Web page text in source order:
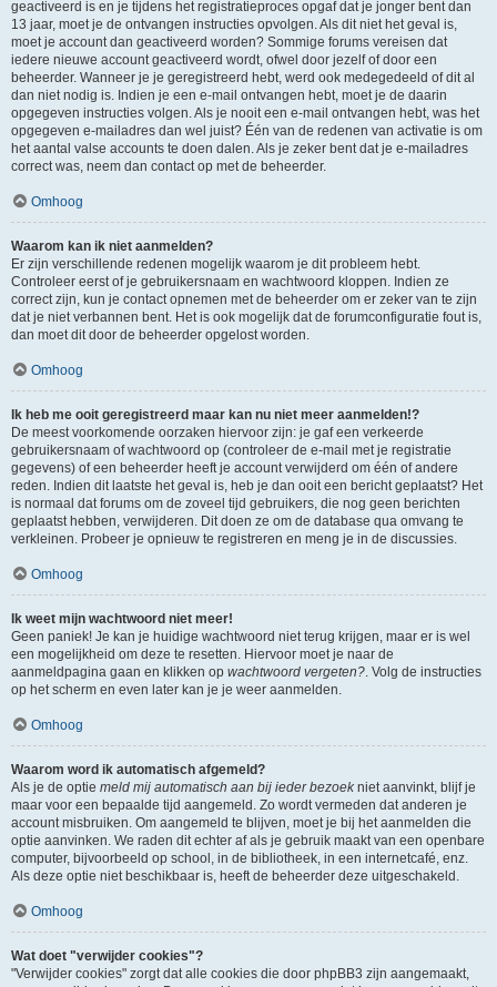
geactiveerd is en je tijdens het registratieproces opgaf dat je jonger bent dan
13 jaar, moet je de ontvangen instructies opvolgen. Als dit niet het geval is,
moet je account dan geactiveerd worden? Sommige forums vereisen dat
iedere nieuwe account geactiveerd wordt, ofwel door jezelf of door een
beheerder. Wanneer je je geregistreerd hebt, werd ook medegedeeld of dit al
dan niet nodig is. Indien je een e-mail ontvangen hebt, moet je de daarin
opgegeven instructies volgen. Als je nooit een e-mail ontvangen hebt, was het
opgegeven e-mailadres dan wel juist? Één van de redenen van activatie is om
het aantal valse accounts te doen dalen. Als je zeker bent dat je e-mailadres
correct was, neem dan contact op met de beheerder.
Omhoog
Waarom kan ik niet aanmelden?
Er zijn verschillende redenen mogelijk waarom je dit probleem hebt.
Controleer eerst of je gebruikersnaam en wachtwoord kloppen. Indien ze
correct zijn, kun je contact opnemen met de beheerder om er zeker van te zijn
dat je niet verbannen bent. Het is ook mogelijk dat de forumconfiguratie fout is,
dan moet dit door de beheerder opgelost worden.
Omhoog
Ik heb me ooit geregistreerd maar kan nu niet meer aanmelden!?
De meest voorkomende oorzaken hiervoor zijn: je gaf een verkeerde
gebruikersnaam of wachtwoord op (controleer de e-mail met je registratie
gegevens) of een beheerder heeft je account verwijderd om één of andere
reden. Indien dit laatste het geval is, heb je dan ooit een bericht geplaatst? Het
is normaal dat forums om de zoveel tijd gebruikers, die nog geen berichten
geplaatst hebben, verwijderen. Dit doen ze om de database qua omvang te
verkleinen. Probeer je opnieuw te registreren en meng je in de discussies.
Omhoog
Ik weet mijn wachtwoord niet meer!
Geen paniek! Je kan je huidige wachtwoord niet terug krijgen, maar er is wel
een mogelijkheid om deze te resetten. Hiervoor moet je naar de
aanmeldpagina gaan en klikken op wachtwoord vergeten?. Volg de instructies
op het scherm en even later kan je je weer aanmelden.
Omhoog
Waarom word ik automatisch afgemeld?
Als je de optie meld mij automatisch aan bij ieder bezoekniet aanvinkt, blijf je
maar voor een bepaalde tijd aangemeld. Zo wordt vermeden dat anderen je
account misbruiken. Om aangemeld te blijven, moet je bij het aanmelden die
optie aanvinken. We raden dit echter af als je gebruik maakt van een openbare
computer, bijvoorbeeld op school, in de bibliotheek, in een internetcafé, enz.
Als deze optie niet beschikbaar is, heeft de beheerder deze uitgeschakeld.
Omhoog
Wat doet "verwijder cookies"?
"Verwijder cookies" zorgt dat alle cookies die door phpBB3 zijn aangemaakt,